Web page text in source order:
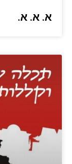
א. א. א.